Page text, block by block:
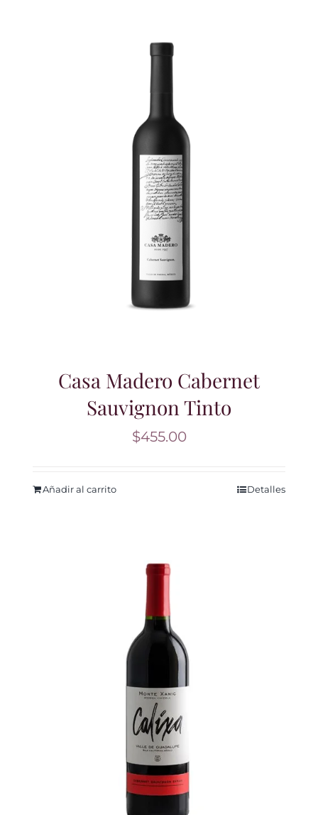
Casa Madero Cabernet
Sauvignon Tinto
$455.00
Añadir al carrito Detalles